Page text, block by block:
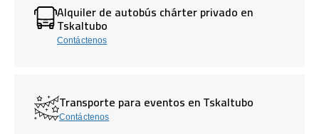
Alquiler de autobús chárter privado en
Tskaltubo
Contáctenos
Transporte para eventos en Tskaltubo
Contáctenos